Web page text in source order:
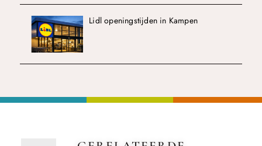
Lidl openingstijden in Kampen